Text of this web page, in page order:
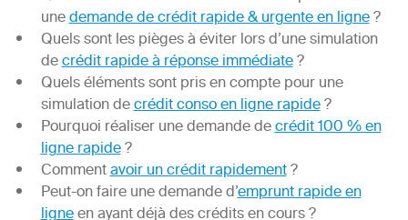
unedemande de crédit rapide & urgente en ligne?
Quels sont les pièges à éviter lors d’une simulation
decrédit rapide à réponse immédiate?
Quels éléments sont pris en compte pour une
simulation decrédit conso en ligne rapide?
Pourquoi réaliser une demande decrédit 100 % en
ligne rapide?
Commentavoir un crédit rapidement?
Peut-on faire une demande d’emprunt rapide en